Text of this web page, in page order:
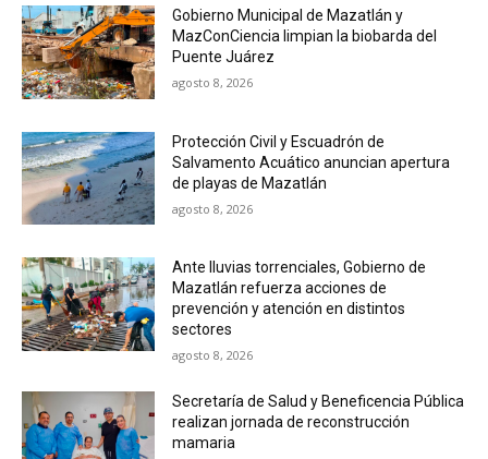
Gobierno Municipal de Mazatlán y
MazConCiencia limpian la biobarda del
Puente Juárez
agosto 8, 2026
Protección Civil y Escuadrón de
Salvamento Acuático anuncian apertura
de playas de Mazatlán
agosto 8, 2026
Ante lluvias torrenciales, Gobierno de
Mazatlán refuerza acciones de
prevención y atención en distintos
sectores
agosto 8, 2026
Secretaría de Salud y Beneficencia Pública
realizan jornada de reconstrucción
mamaria